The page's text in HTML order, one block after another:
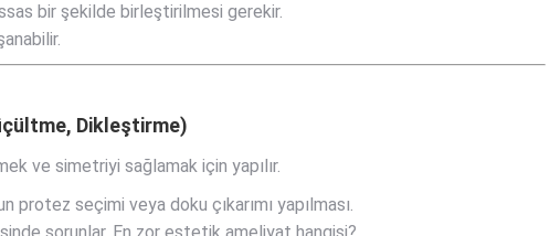
bir şekilde birleştirilmesi gerekir.
Dikleştirme)
ve simetriyi sağlamak için yapılır.
protez seçimi veya doku çıkarımı yapılması.